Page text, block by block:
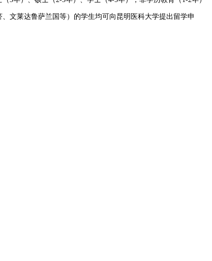
文莱达鲁萨兰国等）的学生均可向昆明医科大学提出留学申